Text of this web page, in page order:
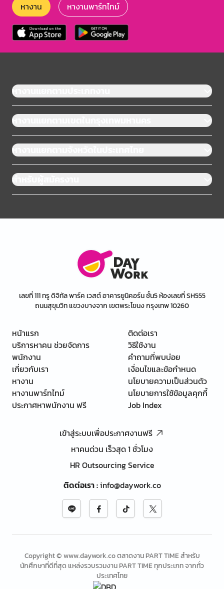
หางาน หางานพาร์ทไทม์
หางานแยกตามประเภทงาน
หางานแยกตามเขตในกรุงเทพมหานคร
หางานแยกตามจังหวัดในประเทศไทย
สำหรับผู้สมัครงาน
เลขที่ 111 ทรู ดิจิทัล พาร์ค เวสต์ อาคารยูนิคอร์น ชั้น5 ห้องเลขที่ SH555
ถนนสุขุมวิท แขวงบางจาก เขตพระโขนง กรุงเทพ 10260
หน้าแรก
บริการหาคน ช่วยจัดการ
พนักงาน
เกี่ยวกับเรา
หางาน
หางานพาร์ทไทม์
ประกาศหาพนักงาน ฟรี
ติดต่อเรา
วิธีใช้งาน
คำถามที่พบบ่อย
เงื่อนไขและข้อกำหนด
นโยบายความเป็นส่วนตัว
นโยบายการใช้ข้อมูลคุกกี้
Job Index
เข้าสู่ระบบเพื่อประกาศงานฟรี
หาคนด่วน เร็วสุด 1 ชั่วโมง
HR Outsourcing Service
ติดต่อเรา:info@daywork.co
Copyright © www.daywork.co ตลาดงาน PART TIME สำหรับ
นักศึกษาที่ดีที่สุด แหล่งรวบรวมงาน PART TIME ทุกประเภท จากทั่ว
ประเทศไทย